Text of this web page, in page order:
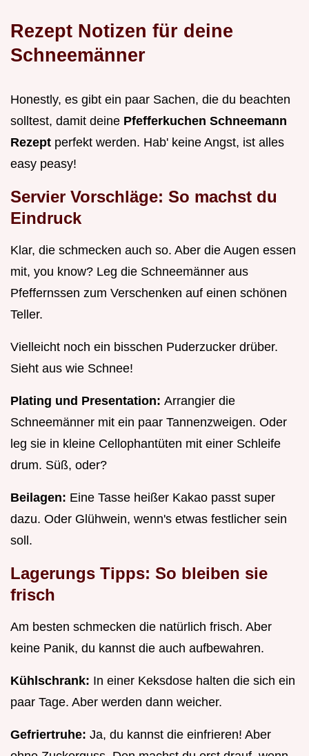
Rezept Notizen für deine
Schneemänner
Honestly, es gibt ein paar Sachen, die du beachten
solltest, damit deine Pfefferkuchen Schneemann
Rezept perfekt werden. Hab' keine Angst, ist alles
easy peasy!
Servier Vorschläge: So machst du
Eindruck
Klar, die schmecken auch so. Aber die Augen essen
mit, you know? Leg die Schneemänner aus
Pfeffernssen zum Verschenken auf einen schönen
Teller.
Vielleicht noch ein bisschen Puderzucker drüber.
Sieht aus wie Schnee!
Plating und Presentation: Arrangier die
Schneemänner mit ein paar Tannenzweigen. Oder
leg sie in kleine Cellophantüten mit einer Schleife
drum. Süß, oder?
Beilagen: Eine Tasse heißer Kakao passt super
dazu. Oder Glühwein, wenn's etwas festlicher sein
soll.
Lagerungs Tipps: So bleiben sie
frisch
Am besten schmecken die natürlich frisch. Aber
keine Panik, du kannst die auch aufbewahren.
Kühlschrank: In einer Keksdose halten die sich ein
paar Tage. Aber werden dann weicher.
Gefriertruhe: Ja, du kannst die einfrieren! Aber